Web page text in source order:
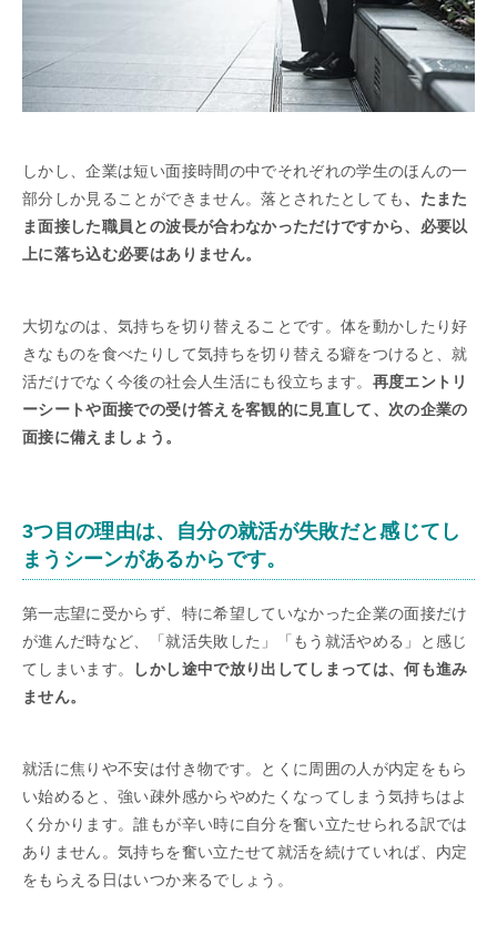
しかし、企業は短い面接時間の中でそれぞれの学生のほんの一
部分しか見ることができません。落とされたとしても、たまた
ま面接した職員との波長が合わなかっただけですから、必要以
上に落ち込む必要はありません。
大切なのは、気持ちを切り替えることです。体を動かしたり好
きなものを食べたりして気持ちを切り替える癖をつけると、就
活だけでなく今後の社会人生活にも役立ちます。 再度エントリ
ーシートや面接での受け答えを客観的に見直して、次の企業の
面接に備えましょう。
3つ目の理由は、自分の就活が失敗だと感じてし
まうシーンがあるからです。
第一志望に受からず、特に希望していなかった企業の面接だけ
が進んだ時など、「就活失敗した」「もう就活やめる」と感じ
てしまいます。
しかし途中で放り出してしまっては、何も進み
ません。
就活に焦りや不安は付き物です。とくに周囲の人が内定をもら
い始めると、強い疎外感からやめたくなってしまう気持ちはよ
く分かります。誰もが辛い時に自分を奮い立たせられる訳では
ありません。気持ちを奮い立たせて就活を続けていれば、内定
をもらえる日はいつか来るでしょう。